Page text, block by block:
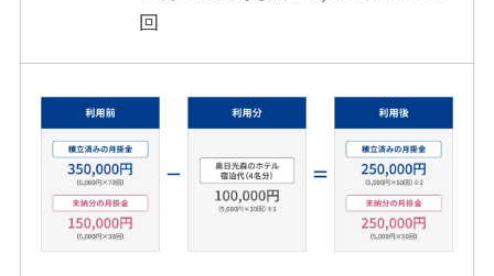
回